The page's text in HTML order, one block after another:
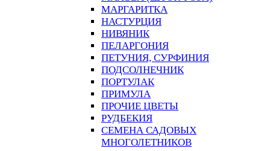
МАРГАРИТКА
НАСТУРЦИЯ
НИВЯНИК
ПЕЛАРГОНИЯ
ПЕТУНИЯ, СУРФИНИЯ
ПОДСОЛНЕЧНИК
ПОРТУЛАК
ПРИМУЛА
ПРОЧИЕ ЦВЕТЫ
РУДБЕКИЯ
СЕМЕНА САДОВЫХ
МНОГОЛЕТНИКОВ